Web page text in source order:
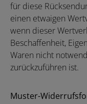
für diese
einen etwaigen
wenn dieser
Beschaffenheit,
Waren nicht
zurückzuführen ist.
Muster-